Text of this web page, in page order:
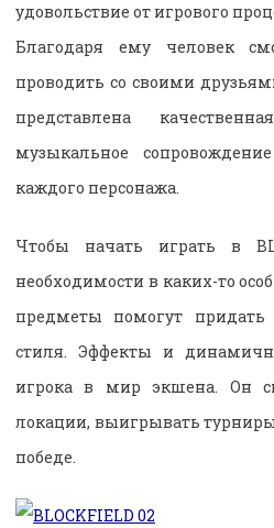
удовольствие от игрового
Благодаря ему человек
проводить со своими
представлена
музыкальное
каждого персонажа.
Чтобы начать играть в
необходимости в каких-то
предметы помогут придать
стиля. Эффекты и
игрока в мир экшена. Он
локации, выигрывать
победе.